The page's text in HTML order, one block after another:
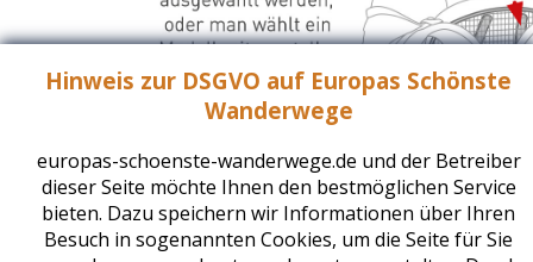
Hinweis zur DSGVO auf Europas Schönste
Wanderwege
europas-schoenste-wanderwege.de und der Betreiber
dieser Seite möchte Ihnen den bestmöglichen Service
bieten. Dazu speichern wir Informationen über Ihren
Besuch in sogenannten Cookies, um die Seite für Sie